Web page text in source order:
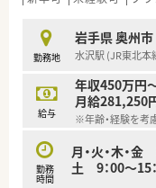
また、転居を伴
応じて、長く安
≪ 薬局につい
電子薬歴をはじ
理システムを連動
レセプト用コン
がサーバーに集
的に就業できる
主に近隣の内科、
勤務地
岩手県 奥州市
水沢駅 (JR東北本
給与
年収450万円
月給281,250
※年齢・経験を考
勤務
時間
月・火・木・金
土 9：00～15